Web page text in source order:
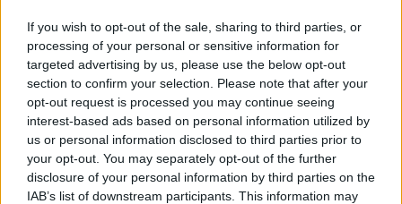
If you wish to opt-out of the sale, sharing to third parties, or
processing of your personal or sensitive information for
targeted advertising by us, please use the below opt-out
section to confirm your selection. Please note that after your
opt-out request is processed you may continue seeing
interest-based ads based on personal information utilized by
us or personal information disclosed to third parties prior to
your opt-out. You may separately opt-out of the further
disclosure of your personal information by third parties on the
IAB’s list of downstream participants. This information may
Bahreini Nagydíj első szabadedzésén. A
Mercedes mérnökeit vezető Andrew Shovlin
azonban a Skynak elmondta, számított erre:
„Tudtuk, hogy kicsivel a Red Bull mögött leszünk.
Az első körök úgy mentek, ahogy vártuk, a
másodikon az új gumikkal kicsit többet vártunk,
szóval ennek az okaiba még bele kell ásnunk